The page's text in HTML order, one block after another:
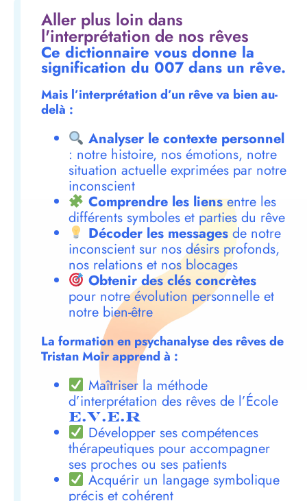
Aller plus loin dans
l'interprétation de nos rêves
Ce dictionnaire vous donne la
signification du 007 dans un rêve.
Mais l’interprétation d’un rêve va bien au-
delà :
Analyser le contexte personnel
: notre histoire, nos émotions, notre
situation actuelle exprimées par notre
inconscient
Comprendre les liensentre les
différents symboles et parties du rêve
Décoder les messagesde notre
inconscient sur nos désirs profonds,
nos relations et nos blocages
Obtenir des clés concrètes
pour notre évolution personnelle et
notre bien-être
La formation en psychanalyse des rêves de
Tristan Moir apprend à :
Maîtriser la méthode
d’interprétation des rêves de l’École
E.V.E.R
Développer ses compétences
thérapeutiques pour accompagner
ses proches ou ses patients
Acquérir un langage symbolique
précis et cohérent